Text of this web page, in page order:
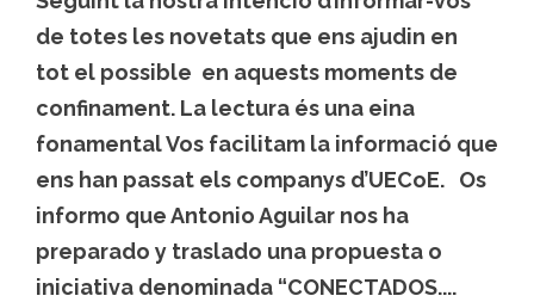
de totes les novetats que ens ajudin en
tot el possible en aquests moments de
confinament. La lectura és una eina
fonamental Vos facilitam la informació que
ens han passat els companys d’UECoE. Os
informo que Antonio Aguilar nos ha
preparado y traslado una propuesta o
iniciativa denominada “CONECTADOS....